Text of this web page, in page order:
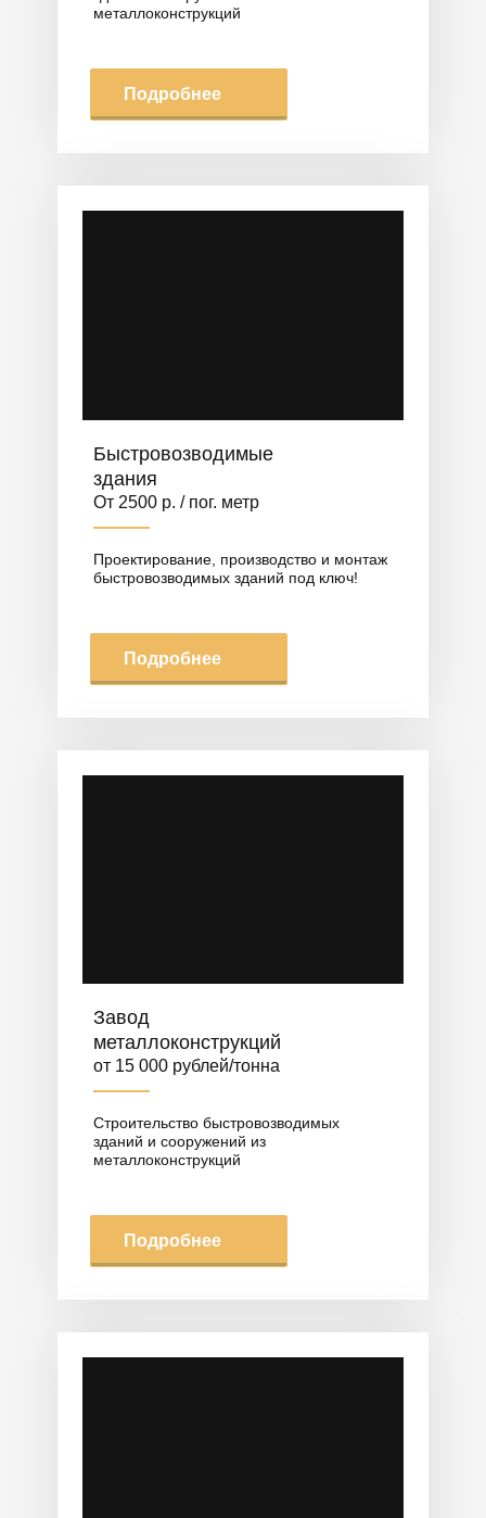
металлоконструкций
Подробнее
Быстровозводимые
здания
От 2500 р. / пог. метр
Проектирование, производство и монтаж
быстровозводимых зданий под ключ!
Подробнее
Завод
металлоконструкций
от 15 000 рублей/тонна
Строительство быстровозводимых
зданий и сооружений из
металлоконструкций
Подробнее